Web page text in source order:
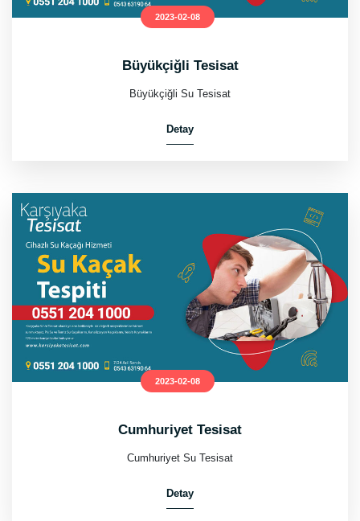
2023-02-08
Büyükçiğli Tesisat
Büyükçiğli Su Tesisat
Detay
2023-02-08
Cumhuriyet Tesisat
Cumhuriyet Su Tesisat
Detay